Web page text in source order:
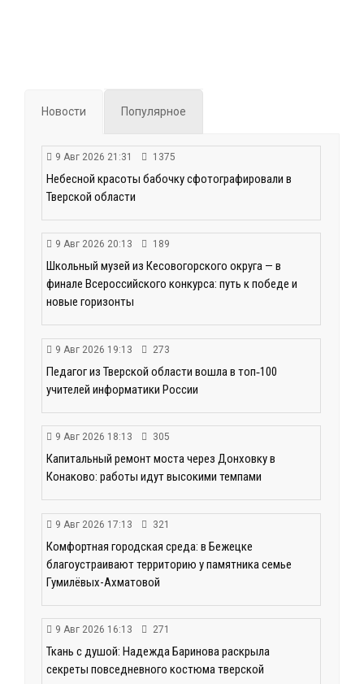
Новости Популярное
9 Авг 2026 21:31 1375
Небесной красоты бабочку сфотографировали в
Тверской области
9 Авг 2026 20:13 189
Школьный музей из Кесовогорского округа — в
финале Всероссийского конкурса: путь к победе и
новые горизонты
9 Авг 2026 19:13 273
Педагог из Тверской области вошла в топ‑100
учителей информатики России
9 Авг 2026 18:13 305
Капитальный ремонт моста через Донховку в
Конаково: работы идут высокими темпами
9 Авг 2026 17:13 321
Комфортная городская среда: в Бежецке
благоустраивают территорию у памятника семье
Гумилёвых-Ахматовой
9 Авг 2026 16:13 271
Ткань с душой: Надежда Баринова раскрыла
секреты повседневного костюма тверской